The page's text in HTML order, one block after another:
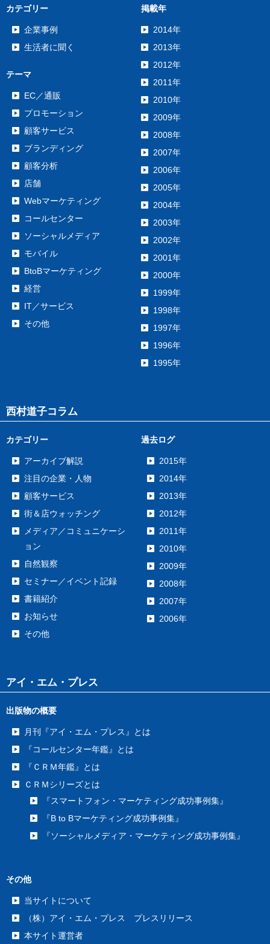
カテゴリー
企業事例
生活者に聞く
テーマ
EC／通販
プロモーション
顧客サービス
ブランディング
顧客分析
店舗
Webマーケティング
コールセンター
ソーシャルメディア
モバイル
BtoBマーケティング
経営
IT／サービス
その他
掲載年
2014年
2013年
2012年
2011年
2010年
2009年
2008年
2007年
2006年
2005年
2004年
2003年
2002年
2001年
2000年
1999年
1998年
1997年
1996年
1995年
西村道子コラム
カテゴリー
アーカイブ解説
注目の企業・人物
顧客サービス
街＆店ウォッチング
メディア／コミュニケーシ
ョン
自然観察
セミナー／イベント記録
書籍紹介
お知らせ
その他
過去ログ
2015年
2014年
2013年
2012年
2011年
2010年
2009年
2008年
2007年
2006年
アイ・エム・プレス
出版物の概要
月刊『アイ・エム・プレス』とは
『コールセンター年鑑』とは
『ＣＲＭ年鑑』とは
ＣＲＭシリーズとは
『スマートフォン・マーケティング成功事例集』
『B to Bマーケティング成功事例集』
『ソーシャルメディア・マーケティング成功事例集』
その他
当サイトについて
（株）アイ・エム・プレス プレスリリース
本サイト運営者